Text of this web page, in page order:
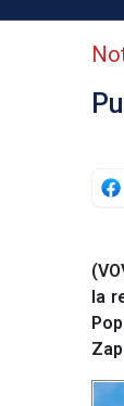
Menu
la